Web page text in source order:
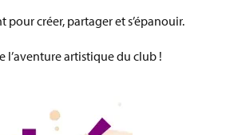
créer, partager et s’épanouir.
l’aventure artistique du club !